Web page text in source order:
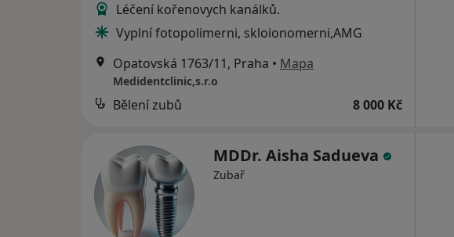
Léčení kořenovych kanálků.
Vyplní fotopolimerni, skloionomerni,AMG
Opatovská 1763/11, Praha • Mapa
Medidentclinic,s.r.o
Bělení zubů 8 000 Kč
MDDr. Aisha Sadueva
Zubař